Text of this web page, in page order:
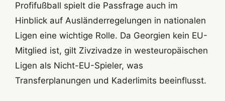
Profifußball spielt die Passfrage auch im
Hinblick auf Ausländerregelungen in nationalen
Ligen eine wichtige Rolle. Da Georgien kein EU-
Mitglied ist, gilt Zivzivadze in westeuropäischen
Ligen als Nicht-EU-Spieler, was
Transferplanungen und Kaderlimits beeinflusst.